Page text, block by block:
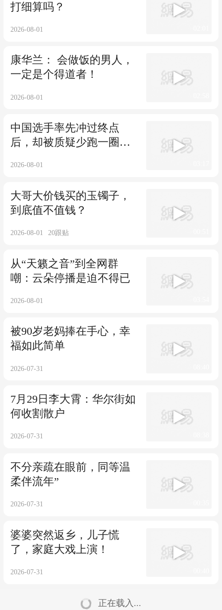
打细算吗？
2026-08-01
康华兰： 会做饭的男人，
一定是个得道者！
2026-08-01
中国选手率先冲过终点
后，却被质疑少跑一圈，
2026-08-01
大哥大价钱买的玉镯子，
到底值不值钱？
2026-08-01 20跟贴
从“天籁之音”到全网群
嘲：云朵停播是迫不得已
2026-08-01
被90岁老妈捧在手心，幸
福如此简单
2026-07-31
7月29日李大霄：华尔街如
何收割散户
2026-07-31
不分亲疏在眼前，同等温
柔伴流年”
2026-07-31
婆婆突然返乡，儿子慌
了，家庭大戏上演！
2026-07-31
正在载入...